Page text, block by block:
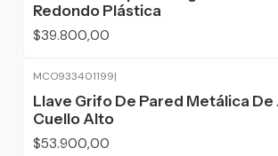
Redondo Plástica
$39.800,00
MCO933401199|
Llave Grifo De Pared Metálica De
Cuello Alto
$53.900,00